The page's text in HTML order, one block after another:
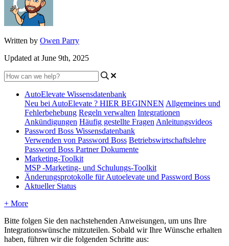
Written by Owen Parry
Updated at June 9th, 2025
AutoElevate Wissensdatenbank
Neu bei AutoElevate ? HIER BEGINNEN Allgemeines und
Fehlerbehebung Regeln verwalten Integrationen
Ankündigungen Häufig gestellte Fragen Anleitungsvideos
Password Boss Wissensdatenbank
Verwenden von Password Boss Betriebswirtschaftslehre
Password Boss Partner Dokumente
Marketing-Toolkit
MSP -Marketing- und Schulungs-Toolkit
Änderungsprotokolle für Autoelevate und Password Boss
Aktueller Status
+ More
Bitte folgen Sie den nachstehenden Anweisungen, um uns Ihre
Integrationswünsche mitzuteilen. Sobald wir Ihre Wünsche erhalten
haben, führen wir die folgenden Schritte aus: